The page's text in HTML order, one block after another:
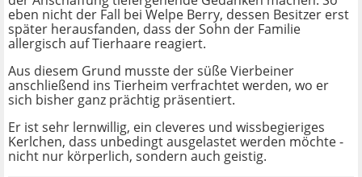
eben nicht der Fall bei Welpe Berry, dessen Besitzer erst
später herausfanden, dass der Sohn der Familie
allergisch auf Tierhaare reagiert.
Aus diesem Grund musste der süße Vierbeiner
anschließend ins Tierheim verfrachtet werden, wo er
sich bisher ganz prächtig präsentiert.
Er ist sehr lernwillig, ein cleveres und wissbegieriges
Kerlchen, dass unbedingt ausgelastet werden möchte -
nicht nur körperlich, sondern auch geistig.